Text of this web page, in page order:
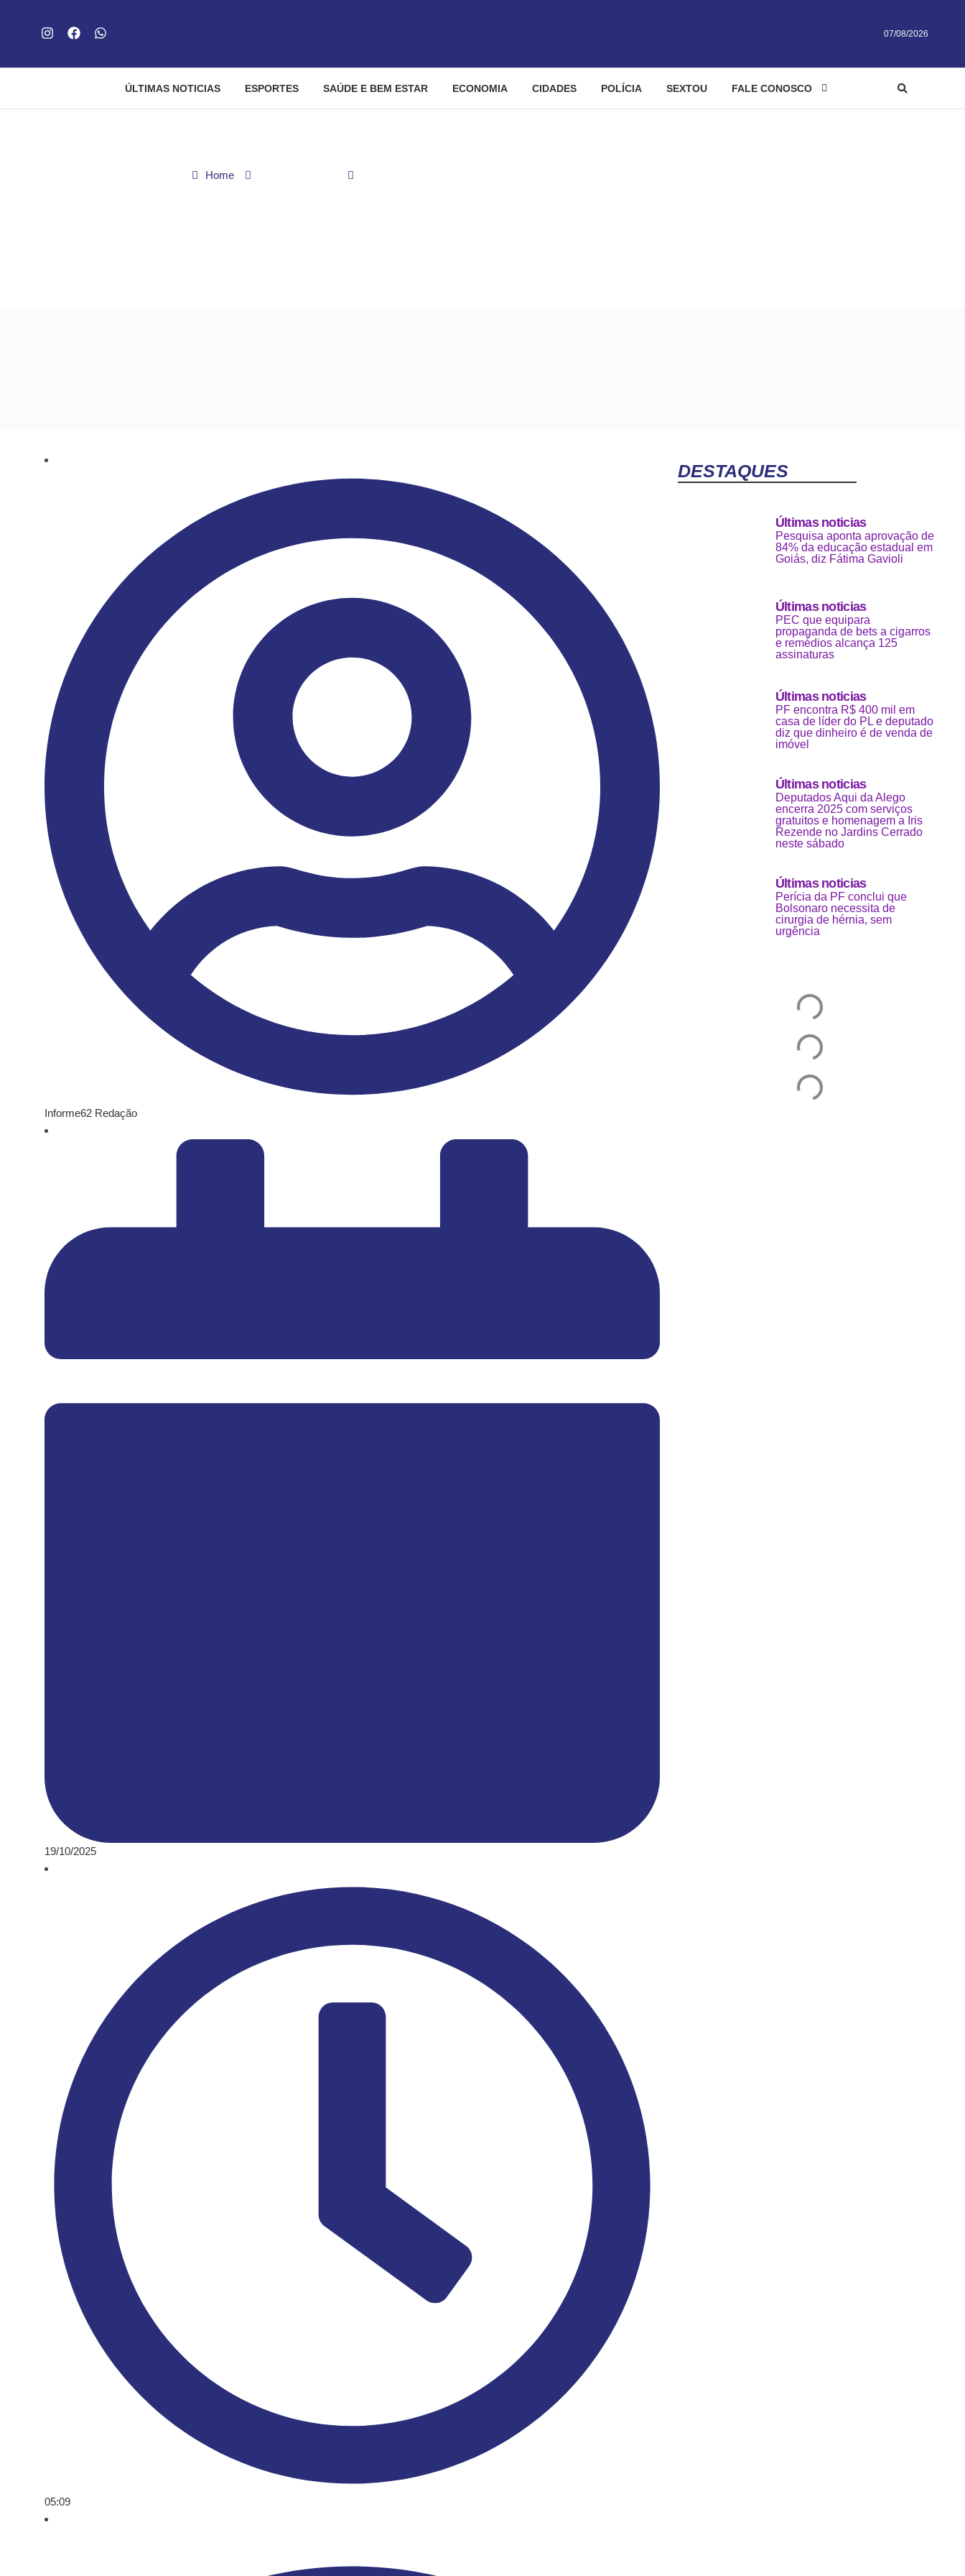
07/08/2026
ÚLTIMAS NOTICIAS ESPORTES SAÚDE E BEM ESTAR ECONOMIA CIDADES POLÍCIA SEXTOU FALE CONOSCO
Home
Informe62 Redação
19/10/2025
05:09
DESTAQUES
Últimas noticias
Pesquisa aponta aprovação de
84% da educação estadual em
Goiás, diz Fátima Gavioli
Últimas noticias
PEC que equipara
propaganda de bets a cigarros
e remédios alcança 125
assinaturas
Últimas noticias
PF encontra R$ 400 mil em
casa de líder do PL e deputado
diz que dinheiro é de venda de
imóvel
Últimas noticias
Deputados Aqui da Alego
encerra 2025 com serviços
gratuitos e homenagem a Iris
Rezende no Jardins Cerrado
neste sábado
Últimas noticias
Perícia da PF conclui que
Bolsonaro necessita de
cirurgia de hérnia, sem
urgência